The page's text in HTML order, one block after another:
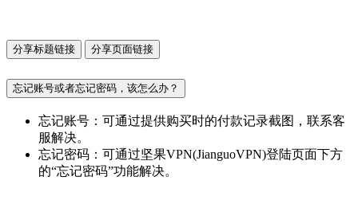
分享标题链接 分享页面链接
忘记账号或者忘记密码，该怎么办？
忘记账号：可通过提供购买时的付款记录截图，联系客
服解决。
忘记密码：可通过坚果VPN(JianguoVPN)登陆页面下方
的“忘记密码”功能解决。